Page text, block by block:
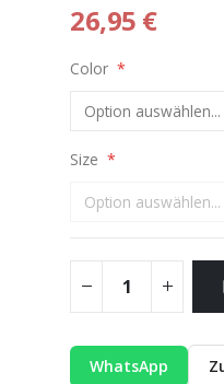
26,95 €
Color
Size
WhatsApp